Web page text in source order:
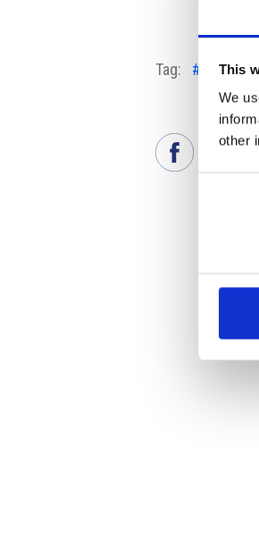
This
We
other
Tag: #fonti